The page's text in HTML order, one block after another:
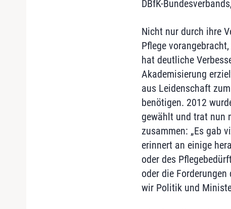
DBfK-
Nicht nur durch ihre
Pflege
hat deutliche
Akademisierung
aus Leidenschaft
benötigen. 2012
gewählt und trat nun
zusammen: „Es gab
erinnert an einige
oder des
oder die
wir Politik und